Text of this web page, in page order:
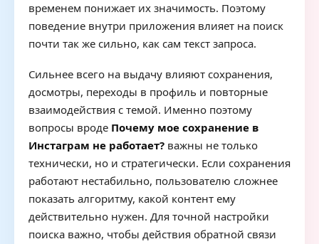
временем понижает их значимость. Поэтому
поведение внутри приложения влияет на поиск
почти так же сильно, как сам текст запроса.
Сильнее всего на выдачу влияют сохранения,
досмотры, переходы в профиль и повторные
взаимодействия с темой. Именно поэтому
вопросы вроде Почему мое сохранение в
Инстаграм не работает? важны не только
технически, но и стратегически. Если сохранения
работают нестабильно, пользователю сложнее
показать алгоритму, какой контент ему
действительно нужен. Для точной настройки
поиска важно, чтобы действия обратной связи